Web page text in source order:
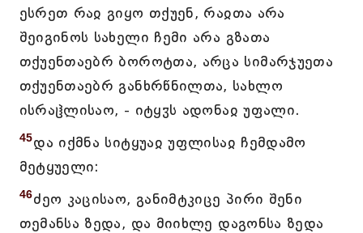
ესრეთ რაჲ გიყო თქუენ, რაჲთა არა
შეიგინოს სახელი ჩემი არა გზათა
თქუენთაებრ ბოროტთა, არცა სიმარჯუეთა
თქუენთაებრ განხრწნილთა, სახლო
ისრაჱლისაო, - იტყჳს ადონაჲ უფალი.
45და იქმნა სიტყუაჲ უფლისაჲ ჩემდამო
მეტყუელი:
46ძეო კაცისაო, განიმტკიცე პირი შენი
თემანსა ზედა, და მიიხლე დაგონსა ზედა